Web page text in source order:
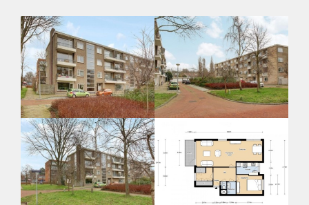
Huurtoeslag
Mogelijk
Inkomen eis
N.V.T.
Huurtermijn
Onbepaalde termijn
Oplevering
Kaal